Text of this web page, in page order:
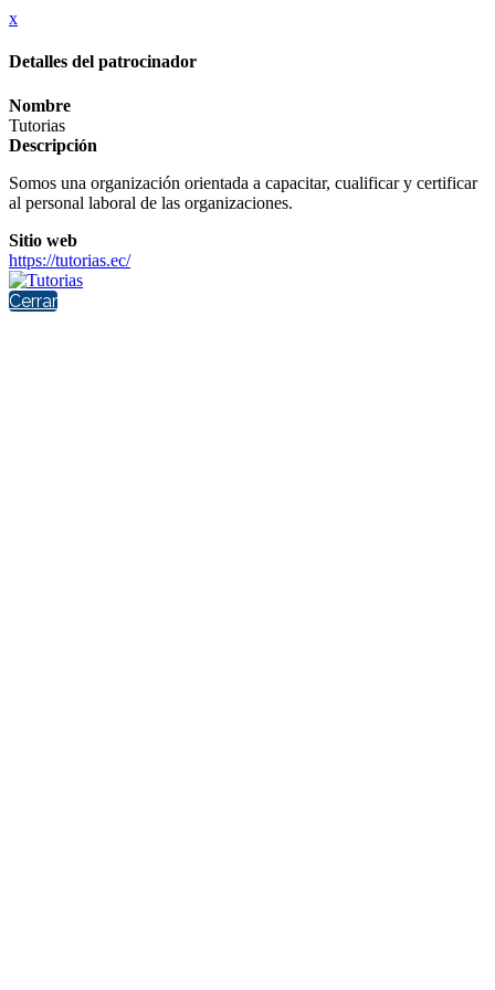
x
Detalles del patrocinador
Nombre
Tutorias
Descripción
Somos una organización orientada a capacitar, cualificar y certificar
al personal laboral de las organizaciones.
Sitio web
https://tutorias.ec/
Cerrar